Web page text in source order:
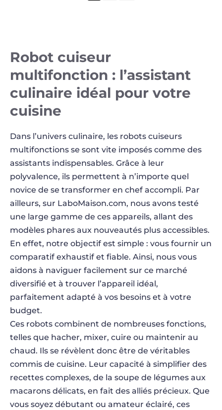
Robot cuiseur
multifonction : l’assistant
culinaire idéal pour votre
cuisine
Dans l’univers culinaire, les robots cuiseurs
multifonctions se sont vite imposés comme des
assistants indispensables. Grâce à leur
polyvalence, ils permettent à n’importe quel
novice de se transformer en chef accompli. Par
ailleurs, sur LaboMaison.com, nous avons testé
une large gamme de ces appareils, allant des
modèles phares aux nouveautés plus accessibles.
En effet, notre objectif est simple : vous fournir un
comparatif exhaustif et fiable. Ainsi, nous vous
aidons à naviguer facilement sur ce marché
diversifié et à trouver l’appareil idéal,
parfaitement adapté à vos besoins et à votre
budget.
Ces robots combinent de nombreuses fonctions,
telles que hacher, mixer, cuire ou maintenir au
chaud. Ils se révèlent donc être de véritables
commis de cuisine. Leur capacité à simplifier des
recettes complexes, de la soupe de légumes aux
macarons délicats, en fait des alliés précieux. Que
vous soyez débutant ou amateur éclairé, ces